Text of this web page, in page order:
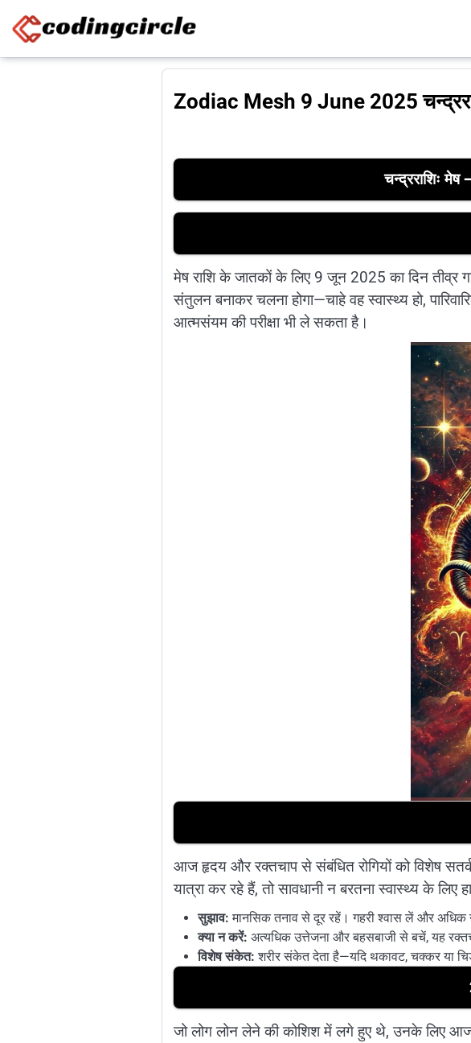
Zodiac Mesh 9 June 2025
चन्द्रराशिः
मेष राशि के जातकों के लिए 9 जून 2025 का दिन तीव्र
संतुलन बनाकर चलना होगा—चाहे वह स्वास्थ्य हो,
आत्मसंयम की परीक्षा भी ले सकता है।
आज हृदय और रक्तचाप से संबंधित रोगियों को विशेष
यात्रा कर रहे हैं, तो सावधानी न बरतना स्वास्थ्य के लिए
सुझाव: मानसिक तनाव से दूर रहें। गहरी श्वास लें और
क्या न करें: अत्यधिक उत्तेजना और बहसबाजी से बचें, यह
विशेष संकेत: शरीर संकेत देता है—यदि थकावट, चक्कर या
जो लोग लोन लेने की कोशिश में लगे हुए थे, उनके लिए आज